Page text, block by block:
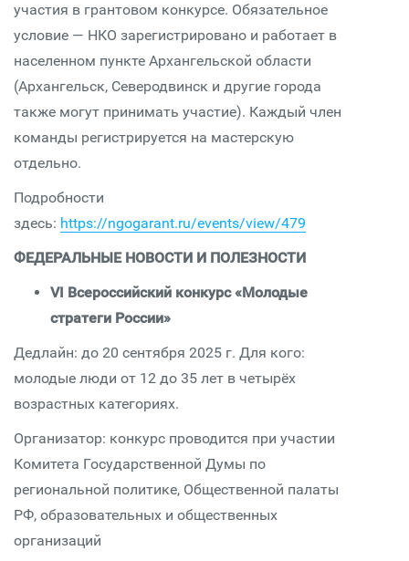
участия в грантовом конкурсе. Обязательное
условие — НКО зарегистрировано и работает в
населенном пункте Архангельской области
(Архангельск, Северодвинск и другие города
также могут принимать участие). Каждый член
команды регистрируется на мастерскую
отдельно.
Подробности
здесь: https://ngogarant.ru/events/view/479
ФЕДЕРАЛЬНЫЕ НОВОСТИ И ПОЛЕЗНОСТИ
VI Всероссийский конкурс «Молодые
стратеги России»
Дедлайн: до 20 сентября 2025 г. Для кого:
молодые люди от 12 до 35 лет в четырёх
возрастных категориях.
Организатор: конкурс проводится при участии
Комитета Государственной Думы по
региональной политике, Общественной палаты
РФ, образовательных и общественных
организаций